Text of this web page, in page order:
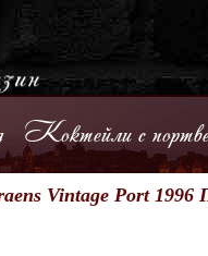
Коктейли с
Vintage Port